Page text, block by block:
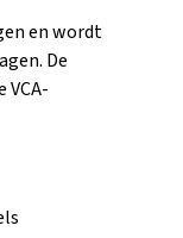
en wordt
De
VCA-